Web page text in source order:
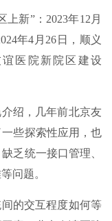
新”：2023年12月
年4月26日，顺义
医院新院区建设
绍，几年前北京友
些探索性应用，也
乏统一接口管理、
问题。
的交互程度如何等